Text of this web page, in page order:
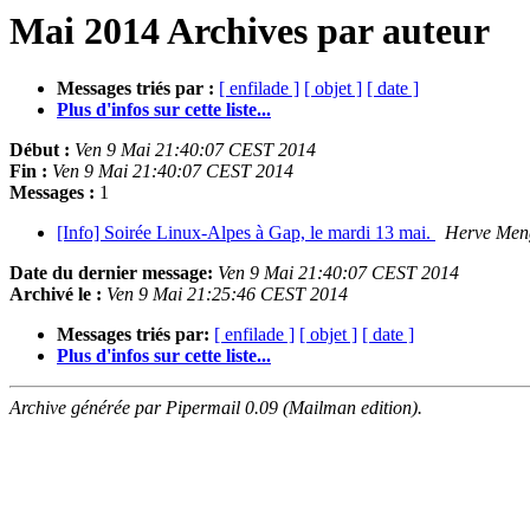
Mai 2014 Archives par auteur
Messages triés par : [ enfilade ] [ objet ] [ date ]
Plus d'infos sur cette liste...
Début : Ven 9 Mai 21:40:07 CEST 2014
Fin : Ven 9 Mai 21:40:07 CEST 2014
Messages : 1
[Info] Soirée Linux-Alpes à Gap, le mardi 13 mai.
Herve
Date du dernier message: Ven 9 Mai 21:40:07 CEST 2014
Archivé le : Ven 9 Mai 21:25:46 CEST 2014
Messages triés par: [ enfilade ] [ objet ] [ date ]
Plus d'infos sur cette liste...
Archive générée par Pipermail 0.09 (Mailman edition).